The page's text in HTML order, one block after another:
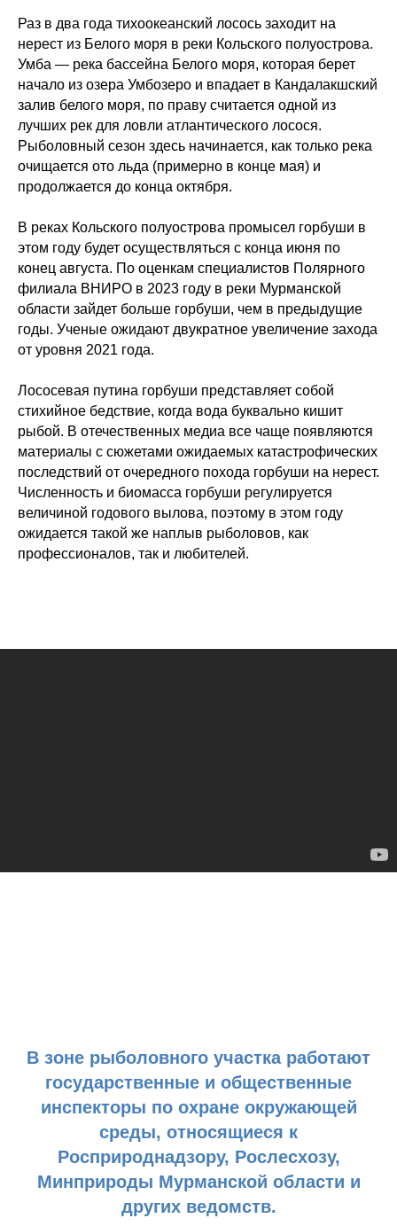
Раз в два года тихоокеанский лосось заходит на
нерест из Белого моря в реки Кольского полуострова.
Умба — река бассейна Белого моря, которая берет
начало из озера Умбозеро и впадает в Кандалакшский
залив белого моря, по праву считается одной из
лучших рек для ловли атлантического лосося.
Рыболовный сезон здесь начинается, как только река
очищается ото льда (примерно в конце мая) и
продолжается до конца октября.
В реках Кольского полуострова промысел горбуши в
этом году будет осуществляться с конца июня по
конец августа. По оценкам специалистов Полярного
филиала ВНИРО в 2023 году в реки Мурманской
области зайдет больше горбуши, чем в предыдущие
годы. Ученые ожидают двукратное увеличение захода
от уровня 2021 года.
Лососевая путина горбуши представляет собой
стихийное бедствие, когда вода буквально кишит
рыбой. В отечественных медиа все чаще появляются
материалы с сюжетами ожидаемых катастрофических
последствий от очередного похода горбуши на нерест.
Численность и биомасса горбуши регулируется
величиной годового вылова, поэтому в этом году
ожидается такой же наплыв рыболовов, как
профессионалов, так и любителей.
В зоне рыболовного участка работают
государственные и общественные
инспекторы по охране окружающей
среды, относящиеся к
Росприроднадзору, Рослесхозу,
Минприроды Мурманской области и
других ведомств.